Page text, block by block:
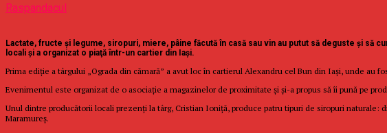
Raspandacul
Lactate, fructe şi legume, siropuri, miere, pâine făcută în casă sau vin au putut să deguste şi să
locali şi a organizat o piaţă într-un cartier din Iași.
Prima ediţie a târgului „Ograda din cămară” a avut loc în cartierul Alexandru cel Bun din Iași, unde au
Evenimentul este organizat de o asociație a magazinelor de proximitate și și-a propus să îi pună pe
Unul dintre producătorii locali prezenţi la târg, Cristian Ioniţă, produce patru tipuri de siropuri
Maramureş.